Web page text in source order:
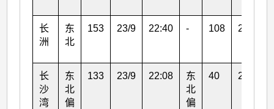
长
洲
东
北
153 23/9 22:40 - 108 24/9
长
沙
湾
东
北
偏
133 23/9 22:08
东
北
偏
40 23/9